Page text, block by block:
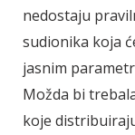
nedostaju
sudionika koja
jasnim
Možda bi
koje